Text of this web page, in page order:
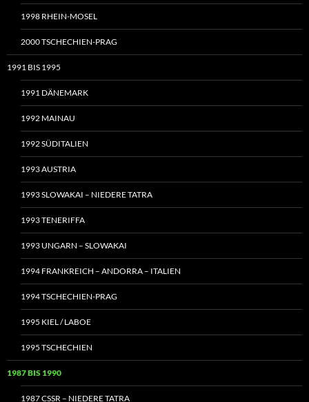
1998 RHEIN-MOSEL
2000 TSCHECHIEN-PRAG
1991 BIS 1995
1991 DÄNEMARK
1992 MAINAU
1992 SÜDITALIEN
1993 AUSTRIA
1993 SLOWAKAI – NIEDERE TATRA
1993 TENERIFFA
1993 UNGARN – SLOWAKAI
1994 FRANKREICH – ANDORRA – ITALIEN
1994 TSCHECHIEN-PRAG
1995 KIEL / LABOE
1995 TSCHECHIEN
1987 BIS 1990
1987 CSSR – NIEDERE TATRA